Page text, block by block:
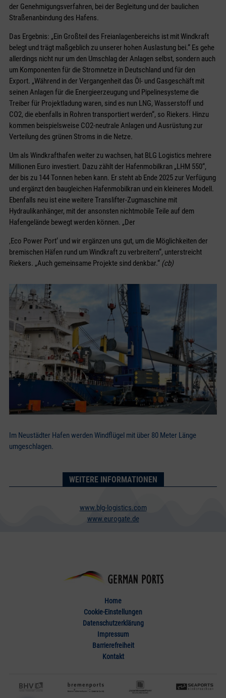
der Genehmigungsverfahren, bei der Begleitung und der baulichen
Straßenanbindung des Hafens.
Das Ergebnis: „Ein Großteil des Freianlagenbereichs ist mit Windkraft
belegt und trägt maßgeblich zu unserer hohen Auslastung bei.“ Es gehe
allerdings nicht nur um den Umschlag der Anlagen selbst, sondern auch
um Komponenten für die Stromnetze in Deutschland und für den
Export. „Während in der Vergangenheit das Öl- und Gasgeschäft mit
seinen Anlagen für die Energieerzeugung und Pipelinesysteme die
Treiber für Projektladung waren, sind es nun LNG, Wasserstoff und
CO2, die ebenfalls in Rohren transportiert werden“, so Riekers. Hinzu
kommen beispielsweise CO2-neutrale Anlagen und Ausrüstung zur
Verteilung des grünen Stroms in die Netze.
Um als Windkrafthafen weiter zu wachsen, hat BLG Logistics mehrere
Millionen Euro investiert. Dazu zählt der Hafenmobilkran „LHM 550“,
der bis zu 144 Tonnen heben kann. Er steht ab Ende 2025 zur Verfügung
und ergänzt den baugleichen Hafenmobilkran und ein kleineres Modell.
Ebenfalls neu ist eine weitere Translifter-Zugmaschine mit
Hydraulikanhänger, mit der ansonsten nichtmobile Teile auf dem
Hafengelände bewegt werden können. „Der
‚Eco Power Port‘ und wir ergänzen uns gut, um die Möglichkeiten der
bremischen Häfen rund um Windkraft zu verbreitern“, unterstreicht
Riekers. „Auch gemeinsame Projekte sind denkbar.“ (cb)
Im Neustädter Hafen werden Windflügel mit über 80 Meter Länge
umgeschlagen.
WEITERE INFORMATIONEN
www.blg-logistics.com
www.eurogate.de
Home
Cookie-Einstellungen
Datenschutzerklärung
Impressum
Barrierefreiheit
Kontakt